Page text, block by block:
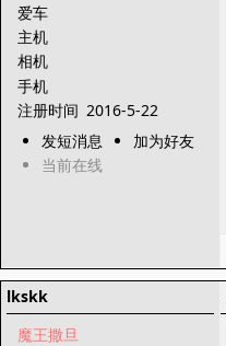
爱车
主机
相机
手机
注册时间 2016-5-22
发短消息
加为好友
当前在线
lkskk
魔王撒旦